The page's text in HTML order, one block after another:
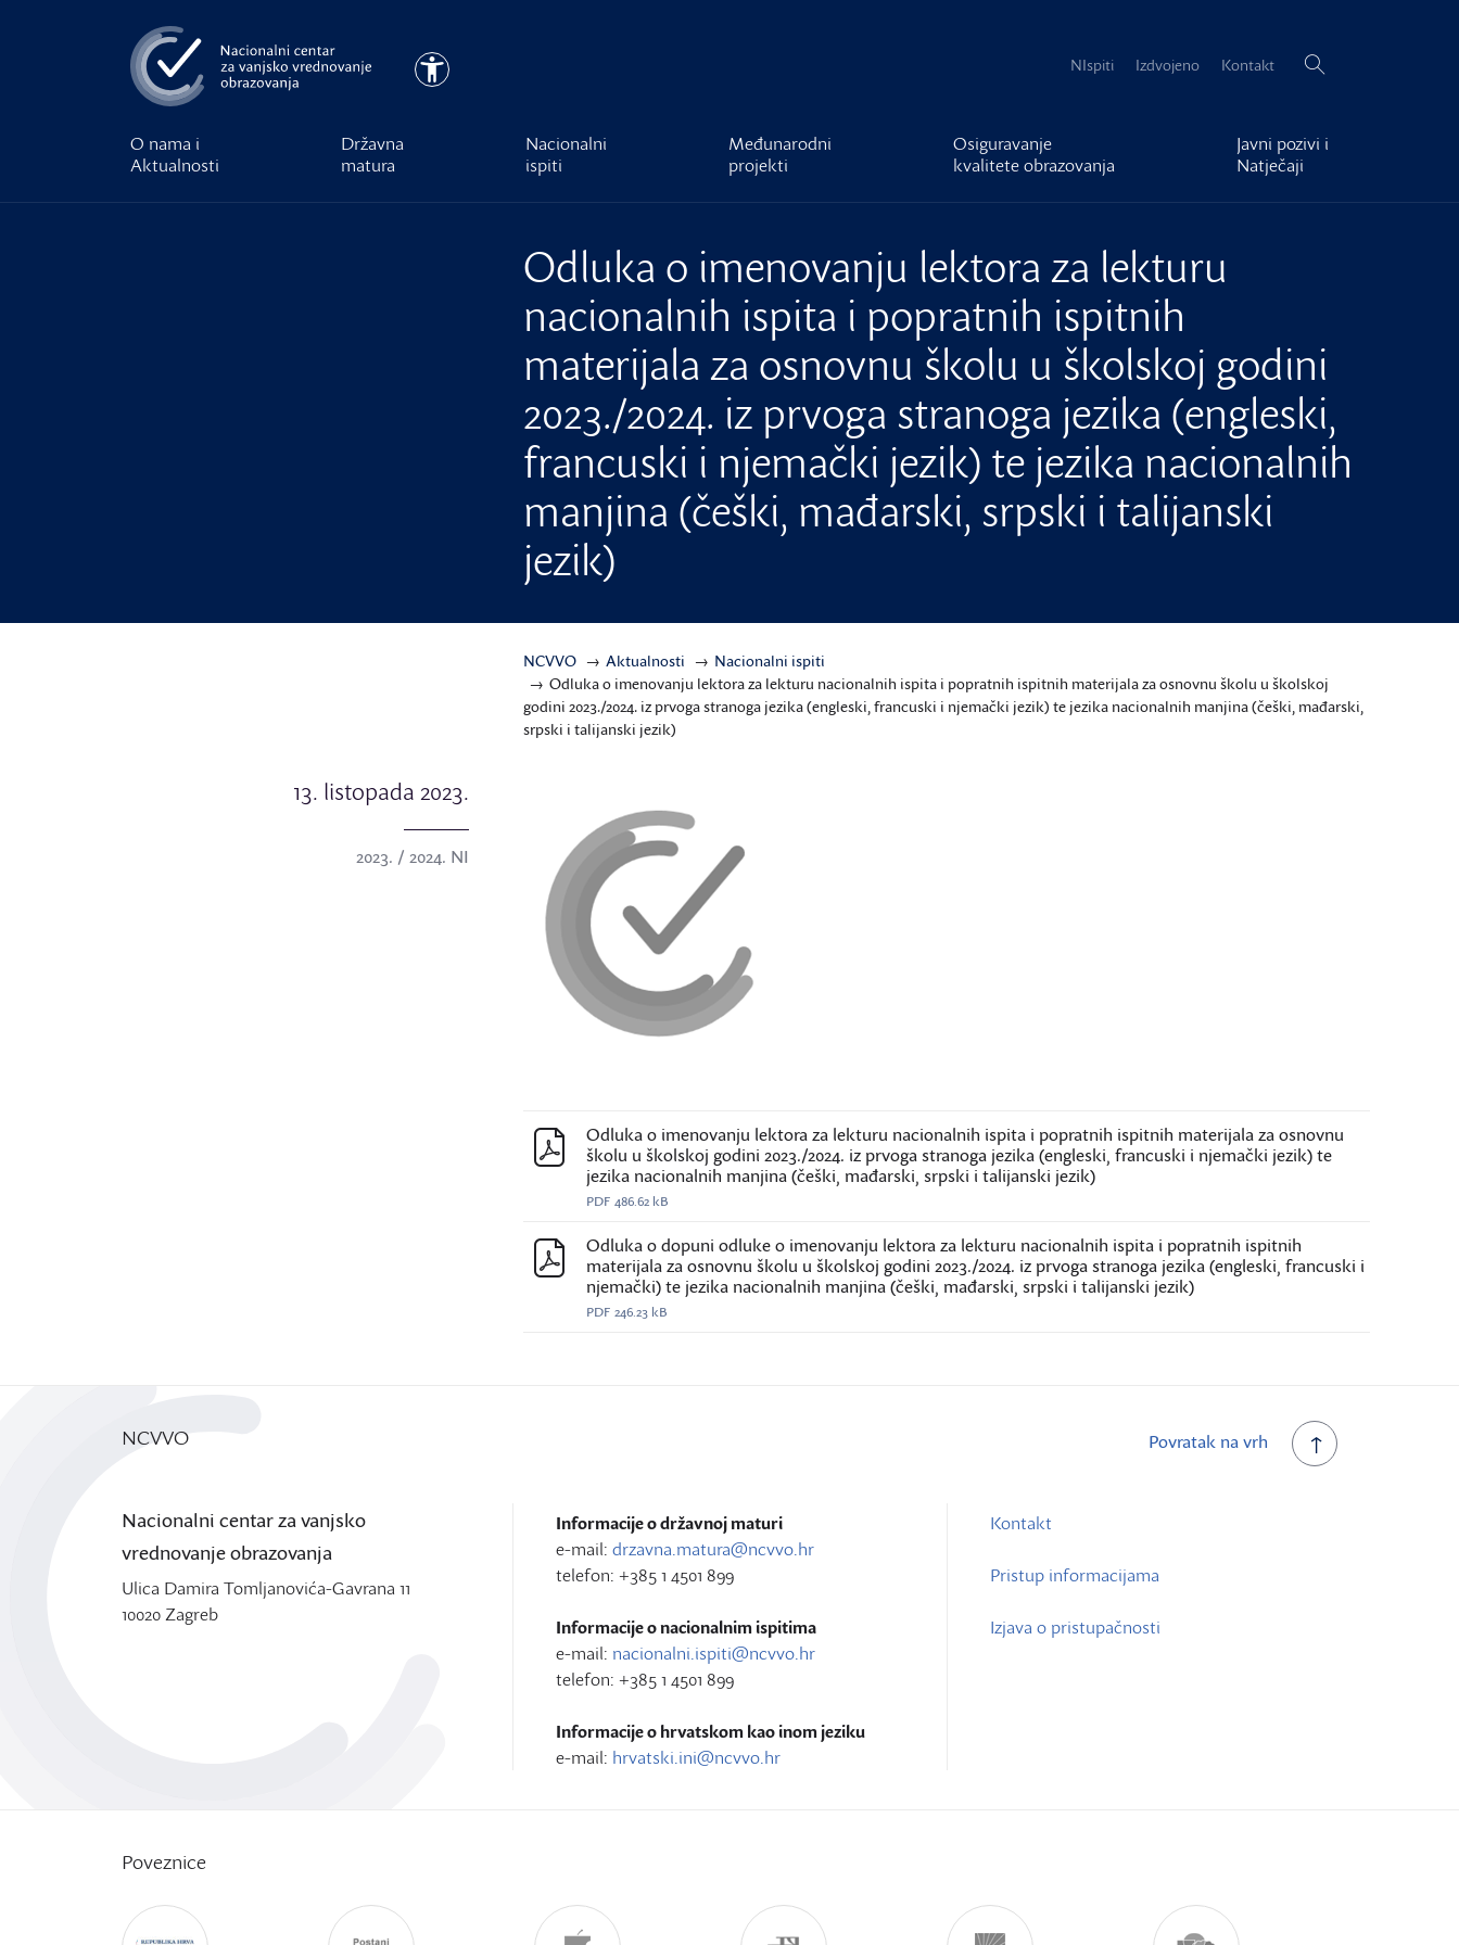
Pristupačnost NIspiti Izdvojeno Kontakt Pretraži:
O nama i
Aktualnosti
Državna
matura
Nacionalni
ispiti
Međunarodni
projekti
Osiguravanje
kvalitete obrazovanja
Javni pozivi i
Natječaji
Odluka o imenovanju lektora za lekturu
nacionalnih ispita i popratnih ispitnih
materijala za osnovnu školu u školskoj godini
2023./2024. iz prvoga stranoga jezika (engleski,
francuski i njemački jezik) te jezika nacionalnih
manjina (češki, mađarski, srpski i talijanski
jezik)
NCVVO Aktualnosti
Nacionalni ispiti
Odluka o imenovanju lektora za lekturu nacionalnih ispita i popratnih ispitnih materijala za osnovnu školu u školskoj
godini 2023./2024. iz prvoga stranoga jezika (engleski, francuski i njemački jezik) te jezika nacionalnih manjina (češki, mađarski,
srpski i talijanski jezik)
13. listopada 2023.
2023. / 2024. NI
Odluka o imenovanju lektora za lekturu nacionalnih ispita i popratnih ispitnih materijala za osnovnu
školu u školskoj godini 2023./2024. iz prvoga stranoga jezika (engleski, francuski i njemački jezik) te
jezika nacionalnih manjina (češki, mađarski, srpski i talijanski jezik)
PDF 486.62 kB
Odluka o dopuni odluke o imenovanju lektora za lekturu nacionalnih ispita i popratnih ispitnih
materijala za osnovnu školu u školskoj godini 2023./2024. iz prvoga stranoga jezika (engleski, francuski i
njemački) te jezika nacionalnih manjina (češki, mađarski, srpski i talijanski jezik)
PDF 246.23 kB
Povratak na vrh
NCVVO
Nacionalni centar za vanjsko
vrednovanje obrazovanja
Ulica Damira Tomljanovića-Gavrana 11
10020 Zagreb
Informacije o državnoj maturi
e-mail: drzavna.matura@ncvvo.hr
telefon: +385 1 4501 899
Informacije o nacionalnim ispitima
e-mail: nacionalni.ispiti@ncvvo.hr
telefon: +385 1 4501 899
Informacije o hrvatskom kao inom jeziku
e-mail: hrvatski.ini@ncvvo.hr
Kontakt
Pristup informacijama
Izjava o pristupačnosti
Poveznice